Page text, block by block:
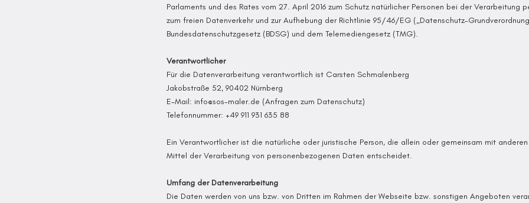
Parlaments und des Rates vom 27. April 2016 zum Schutz natürlicher Personen bei der Verarbeitung
zum freien Datenverkehr und zur Aufhebung der Richtlinie 95/46/EG („Datenschutz-
Bundesdatenschutzgesetz (BDSG) und dem Telemediengesetz (TMG).
Verantwortlicher
Für die Datenverarbeitung verantwortlich ist Carsten Schmalenberg
Jakobstraße 52, 90402 Nürnberg
E-Mail: info@sos-maler.de (Anfragen zum Datenschutz)
Telefonnummer: +49 911 931 635 88
Ein Verantwortlicher ist die natürliche oder juristische Person, die allein oder gemeinsam mit
Mittel der Verarbeitung von personenbezogenen Daten entscheidet.
Umfang der Datenverarbeitung
Die Daten werden von uns bzw. von Dritten im Rahmen der Webseite bzw. sonstigen Angeboten